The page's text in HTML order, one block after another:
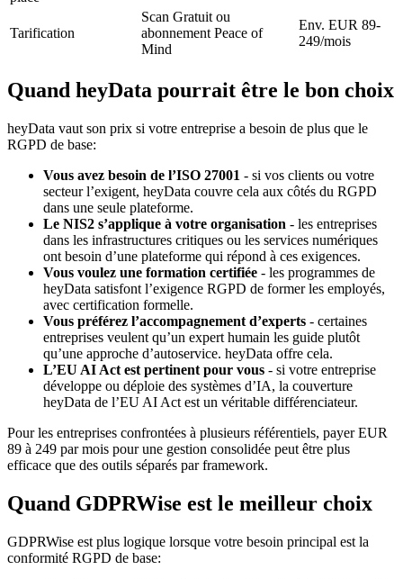
Tarification
Scan Gratuit ou
abonnement Peace of
Mind
Env. EUR 89-
249/mois
Quand heyData pourrait être le bon choix
heyData vaut son prix si votre entreprise a besoin de plus que le
RGPD de base:
Vous avez besoin de l’ISO 27001 - si vos clients ou votre
secteur l’exigent, heyData couvre cela aux côtés du RGPD
dans une seule plateforme.
Le NIS2 s’applique à votre organisation - les entreprises
dans les infrastructures critiques ou les services numériques
ont besoin d’une plateforme qui répond à ces exigences.
Vous voulez une formation certifiée - les programmes de
heyData satisfont l’exigence RGPD de former les employés,
avec certification formelle.
Vous préférez l’accompagnement d’experts - certaines
entreprises veulent qu’un expert humain les guide plutôt
qu’une approche d’autoservice. heyData offre cela.
L’EU AI Act est pertinent pour vous - si votre entreprise
développe ou déploie des systèmes d’IA, la couverture
heyData de l’EU AI Act est un véritable différenciateur.
Pour les entreprises confrontées à plusieurs référentiels, payer EUR
89 à 249 par mois pour une gestion consolidée peut être plus
efficace que des outils séparés par framework.
Quand GDPRWise est le meilleur choix
GDPRWise est plus logique lorsque votre besoin principal est la
conformité RGPD de base: